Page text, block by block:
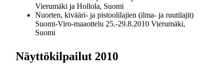
Vierumäki ja Hollola, Suomi
Nuorten, kivääri- ja pistoolilajien (ilma- ja ruutilajit)
Suomi-Viro-maaottelu 25.-29.8.2010 Vierumäki,
Suomi
Näyttökilpailut 2010